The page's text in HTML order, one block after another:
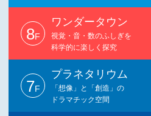
8F
ワンダータウン
視覚・音・数のふしぎを
科学的に楽しく探究
7F
プラネタリウム
「想像」と「創造」の
ドラマチック空間